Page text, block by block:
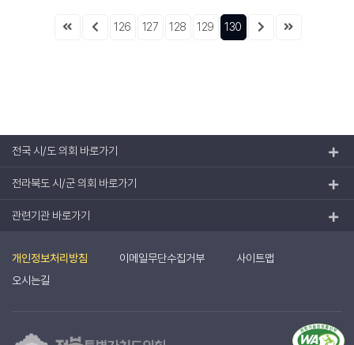
126 127 128 129 130
전국 시/도 의회 바로가기
전라북도 시/군 의회 바로가기
관련기관 바로가기
개인정보처리방침 이메일무단수집거부
사이트맵
오시는길